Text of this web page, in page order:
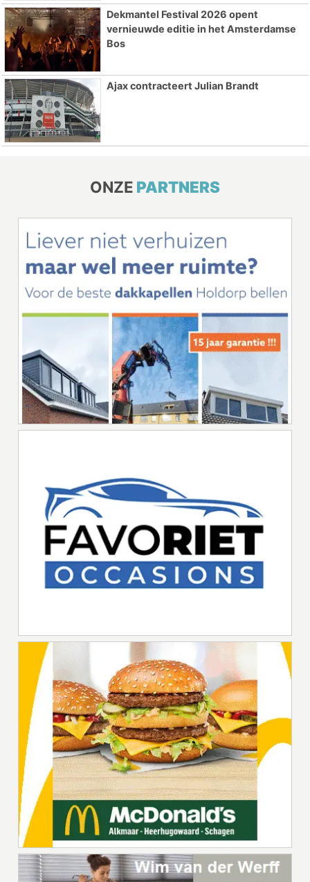
Dekmantel Festival 2026 opent
vernieuwde editie in het Amsterdamse
Bos
Ajax contracteert Julian Brandt
ONZE PARTNERS